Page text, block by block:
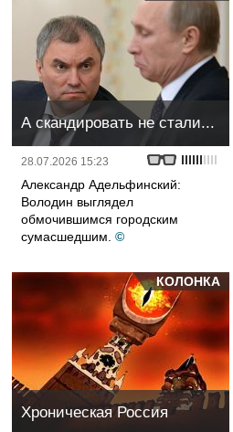
А скандировать не стали...
28.07.2026 15:23
Александр Адельфинский:
Володин выглядел
обмочившимся городским
сумасшедшим. ©
КОЛОНКА
Хроническая Россия